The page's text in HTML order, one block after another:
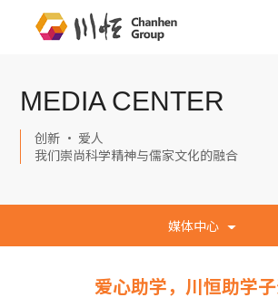
MEDIA CENTER
创新 · 爱人
我们崇尚科学精神与儒家文化的融合
媒体中心
爱心助学，川恒助学